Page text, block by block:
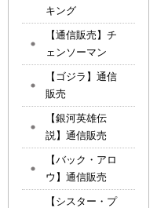
キング
【通信販売】チ
ェンソーマン
【ゴジラ】通信
販売
【銀河英雄伝
説】通信販売
【バック・アロ
ウ】通信販売
【シスター・プ